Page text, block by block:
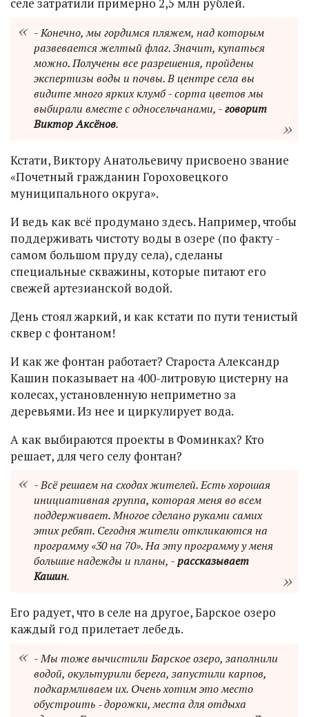
селе затратили примерно 2,5 млн рублей.
- Конечно, мы гордимся пляжем, над которым
развевается желтый флаг. Значит, купаться
можно. Получены все разрешения, пройдены
экспертизы воды и почвы. В центре села вы
видите много ярких клумб - сорта цветов мы
выбирали вместе с односельчанами, -говорит
Виктор Аксёнов.
Кстати, Виктору Анатольевичу присвоено звание
«Почетный гражданин Гороховецкого
муниципального округа».
И ведь как всё продумано здесь. Например, чтобы
поддерживать чистоту воды в озере (по факту -
самом большом пруду села), сделаны
специальные скважины, которые питают его
свежей артезианской водой.
День стоял жаркий, и как кстати по пути тенистый
сквер с фонтаном!
И как же фонтан работает? Староста Александр
Кашин показывает на 400-литровую цистерну на
колесах, установленную неприметно за
деревьями. Из нее и циркулирует вода.
А как выбираются проекты в Фоминках? Кто
решает, для чего селу фонтан?
- Всё решаем на сходах жителей. Есть хорошая
инициативная группа, которая меня во всем
поддерживает. Многое сделано руками самих
этих ребят. Сегодня жители откликаются на
программу «30 на 70». На эту программу у меня
большие надежды и планы, -рассказывает
Кашин.
Его радует, что в селе на другое, Барское озеро
каждый год прилетает лебедь.
- Мы тоже вычистили Барское озеро, заполнили
водой, окультурили берега, запустили карпов,
подкармливаем их. Очень хотим это место
обустроить ‑ дорожки, места для отдыха